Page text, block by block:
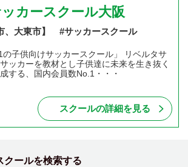
カースクール大阪
、大東市】 #サッカースクール
の子供向けサッカースクール」 リベルタサ
ッカーを教材とし子供達に未来を生き抜く
する、国内会員数No.1・・・
スクールの詳細を見る
クールを検索する